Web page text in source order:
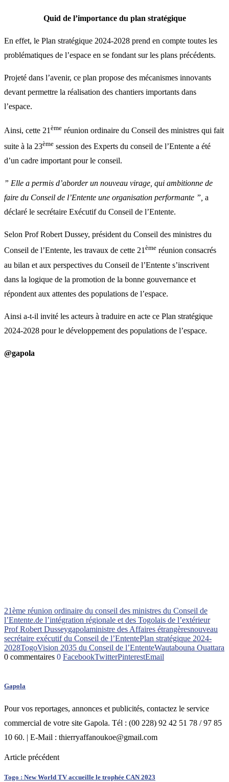
Quid de l’importance du plan stratégique
En effet, le Plan stratégique 2024-2028 prend en compte toutes les
problématiques de l’espace en se fondant sur les plans précédents.
Projeté dans l’avenir, ce plan propose des mécanismes innovants
devant permettre la réalisation des chantiers importants dans
l’espace.
Ainsi, cette 21 ème réunion ordinaire du Conseil des ministres qui fait
suite à la 23ème session des Experts du conseil de l’Entente a été
d’un cadre important pour le conseil.
” Elle a permis d’aborder un nouveau virage, qui ambitionne de
faire du Conseil de l’Entente une organisation performante ”, a
déclaré le secrétaire Exécutif du Conseil de l’Entente.
Selon Prof Robert Dussey, président du Conseil des ministres du
Conseil de l’Entente, les travaux de cette 21ème réunion consacrés
au bilan et aux perspectives du Conseil de l’Entente s’inscrivent
dans la logique de la promotion de la bonne gouvernance et
répondent aux attentes des populations de l’espace.
Ainsi a-t-il invité les acteurs à traduire en acte ce Plan stratégique
2024-2028 pour le développement des populations de l’espace.
@gapola
21ème réunion ordinaire du conseil des ministres du Conseil de
l’Entente.de l’intégration régionale et des Togolais de l’extérieur
Prof Robert Dusseygapolaministre des Affaires étrangèresnouveau
secrétaire exécutif du Conseil de l’EntentePlan stratégique 2024-
2028TogoVision 2035 du Conseil de l’EntenteWautabouna Ouattara
0 commentaires 0 FacebookTwitterPinterestEmail
Gapola
Pour vos reportages, annonces et publicités, contactez le service
commercial de votre site Gapola. Tél : (00 228) 92 42 51 78 / 97 85
10 60. | E-Mail : thierryaffanoukoe@gmail.com
Article précédent
Togo : New World TV accueille le trophée CAN 2023